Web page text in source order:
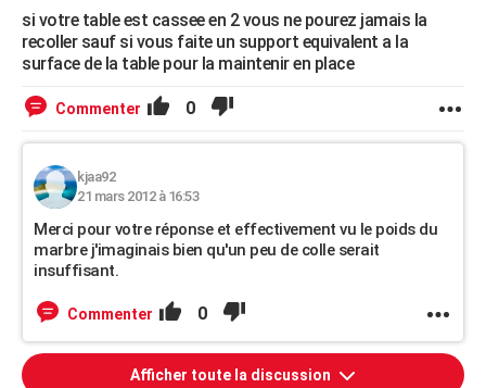
FORUM
Bricolage
Lifestyle
Culture
Sport
Auto
Television
Voyage
Cinema
si votre table est cassee en 2 vous ne pourez jamais la
recoller sauf si vous faite un support equivalent a la
surface de la table pour la maintenir en place
Commenter 0
kjaa92
21 mars 2012 à 16:53
Merci pour votre réponse et effectivement vu le poids du
marbre j'imaginais bien qu'un peu de colle serait
insuffisant.
Commenter 0
Afficher toute la discussion